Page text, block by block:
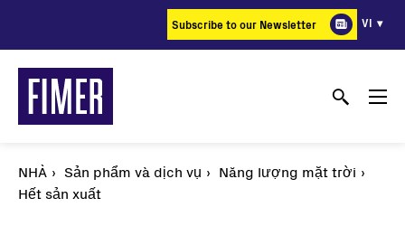
dung
Subscribe to our Newsletter VI
NHÀ Sản phẩm và dịch vụ
Năng lượng mặt trời
Hết sản xuất